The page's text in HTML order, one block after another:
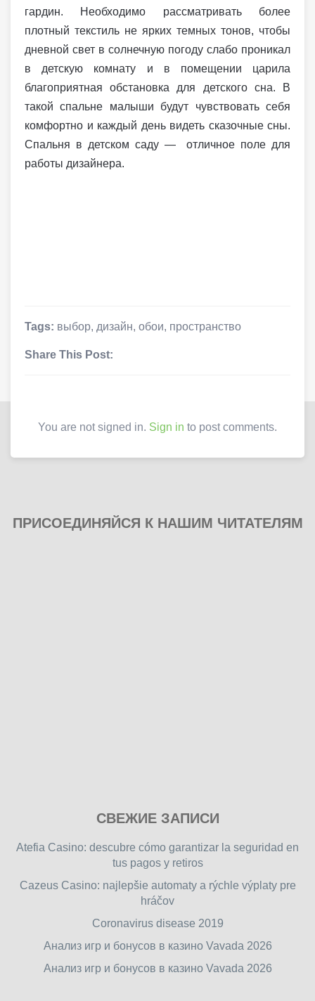
гардин. Необходимо рассматривать более
плотный текстиль не ярких темных тонов, чтобы
дневной свет в солнечную погоду слабо проникал
в детскую комнату и в помещении царила
благоприятная обстановка для детского сна. В
такой спальне малыши будут чувствовать себя
комфортно и каждый день видеть сказочные сны.
Спальня в детском саду — отличное поле для
работы дизайнера.
Tags: выбор, дизайн, обои, пространство
Share This Post:
You are not signed in. Sign in to post comments.
ПРИСОЕДИНЯЙСЯ К НАШИМ ЧИТАТЕЛЯМ
free
games
games.
СВЕЖИЕ ЗАПИСИ
Atefia Casino: descubre cómo garantizar la seguridad en
tus pagos y retiros
Cazeus Casino: najlepšie automaty a rýchle výplaty pre
hráčov
Coronavirus disease 2019
Анализ игр и бонусов в казино Vavada 2026
Анализ игр и бонусов в казино Vavada 2026